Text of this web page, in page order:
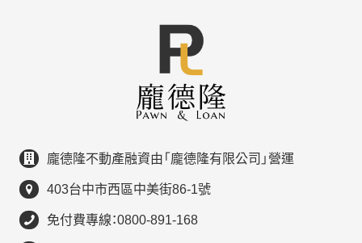
龐德隆不動產融資由「龐德隆有限公司」營運
403台中市西區中美街86-1號
免付費專線：0800-891-168